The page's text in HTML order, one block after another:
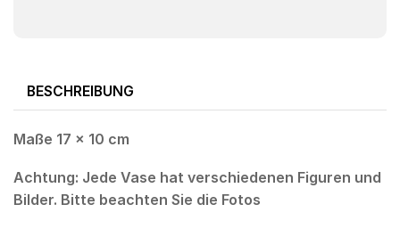
BESCHREIBUNG
Maße 17 x 10 cm
Achtung: Jede Vase hat verschiedenen Figuren und
Bilder. Bitte beachten Sie die Fotos